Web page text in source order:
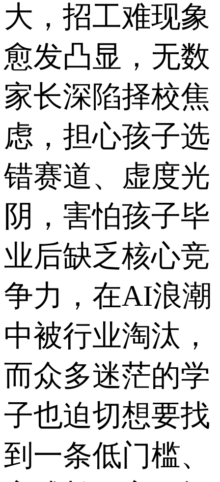
大，招工难现象
愈发凸显，无数
家长深陷择校焦
虑，担心孩子选
错赛道、虚度光
阴，害怕孩子毕
业后缺乏核心竞
争力，在AI浪潮
中被行业淘汰，
而众多迷茫的学
子也迫切想要找
到一条低门槛、